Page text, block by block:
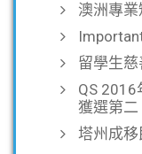
澳洲專
留學生
QS 2016
獲選第二
塔州成